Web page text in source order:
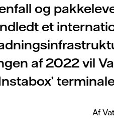
og
et
af 2022 vil
Af